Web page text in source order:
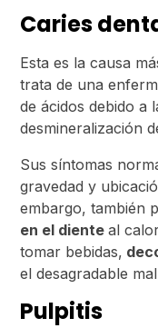
Caries
Esta es la causa
trata de una
de ácidos debido a
desmineralización
Sus síntomas
gravedad y
embargo, también
en el dienteal
tomar bebidas,
el desagradable
Pulpitis